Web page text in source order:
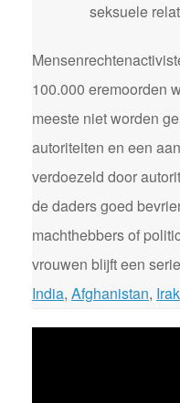
seksuele
100.000 eremoorden
meeste niet worden
autoriteiten en een
verdoezeld door
de daders goed
machthebbers of
vrouwen blijft een
India, Afghanistan, Irak